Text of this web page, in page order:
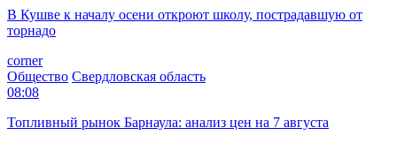
В Кушве к началу осени откроют школу, пострадавшую от
торнадо
corner
Общество Свердловская область
08:08
Топливный рынок Барнаула: анализ цен на 7 августа